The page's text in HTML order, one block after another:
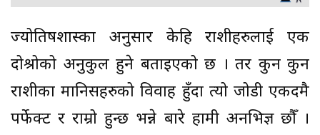
ज्योतिषशास्त्रका अनुसार केहि राशीहरुलाई एक
दोश्रोको अनुकुल हुने बताइएको छ । तर कुन कुन
राशीका मानिसहरुको विवाह हुँदा त्यो जोडी एकदमै
पर्फेक्ट र राम्रो हुन्छ भन्ने बारे हामी अनभिज्ञ छौँ ।